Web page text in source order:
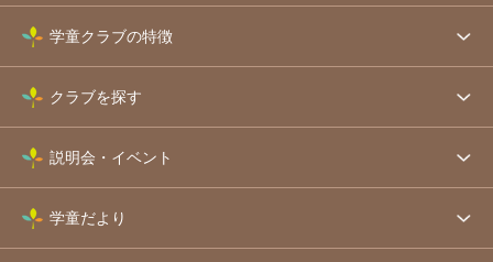
学童クラブの特徴
クラブを探す
説明会・イベント
学童だより